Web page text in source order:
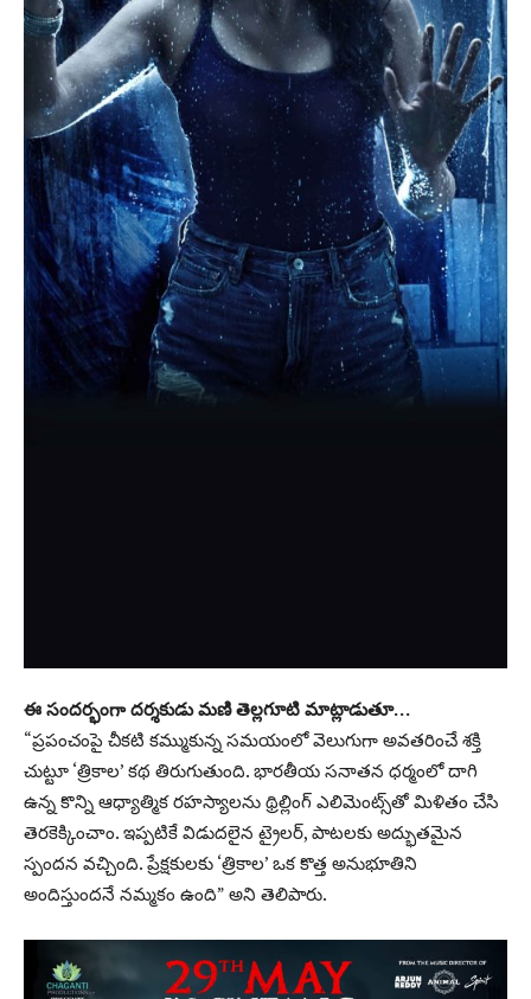
ఈ సందర్భంగా దర్శకుడు మణి తెల్లగూటి మాట్లాడుతూ…
“ప్రపంచంపై చీకటి కమ్ముకున్న సమయంలో వెలుగుగా అవతరించే శక్తి
చుట్టూ ‘త్రికాల’ కథ తిరుగుతుంది. భారతీయ సనాతన ధర్మంలో దాగి
ఉన్న కొన్ని ఆధ్యాత్మిక రహస్యాలను థ్రిల్లింగ్ ఎలిమెంట్స్‌తో మిళితం చేసి
తెరకెక్కించాం. ఇప్పటికే విడుదలైన ట్రైలర్‌, పాటలకు అద్భుతమైన
స్పందన వచ్చింది. ప్రేక్షకులకు ‘త్రికాల’ ఒక కొత్త అనుభూతిని
అందిస్తుందనే నమ్మకం ఉంది” అని తెలిపారు.